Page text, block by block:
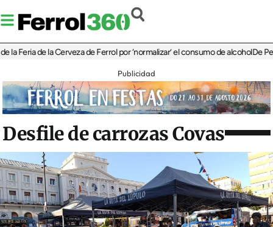
de la Cerveza de Ferrol por ‘normalizar’ el consumo de alcoholDe Perlío a
Publicidad
Desfile de carrozas Covas